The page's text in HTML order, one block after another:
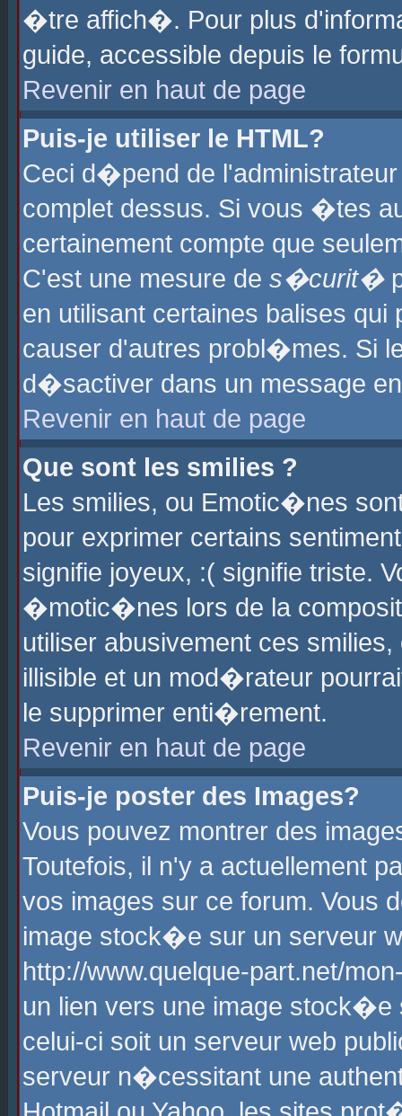
�tre affich�. Pour plus
guide, accessible depuis le
Revenir en haut de page
Puis-je utiliser le HTML?
Ceci d�pend de
complet dessus. Si vous �tes
certainement compte que
C'est une mesure de s�curit�
en utilisant certaines balises
causer d'autres probl�mes. Si
d�sactiver dans un message
Revenir en haut de page
Que sont les smilies ?
Les smilies, ou Emotic�nes
pour exprimer certains
signifie joyeux, :( signifie triste.
�motic�nes lors de la
utiliser abusivement ces
illisible et un mod�rateur
le supprimer enti�rement.
Revenir en haut de page
Puis-je poster des Images?
Vous pouvez montrer des
Toutefois, il n'y a actuellement
vos images sur ce forum. Vous
image stock�e sur un serveur
http://www.quelque-part.net/
un lien vers une image
celui-ci soit un serveur web
serveur n�cessitant une